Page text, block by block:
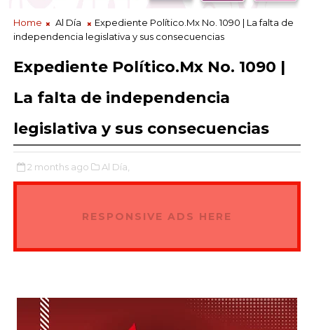
Home Al Día
Expediente Político.Mx No. 1090 | La falta de
independencia legislativa y sus consecuencias
Expediente Político.Mx No. 1090 |
La falta de independencia
legislativa y sus consecuencias
2 months ago Al Día,
RESPONSIVE ADS HERE